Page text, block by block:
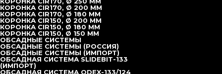
КОРОНКА CIR170, Ø 200 ММ
КОРОНКА CIR170, Ø 180 ММ
КОРОНКА CIR150, Ø 200 ММ
КОРОНКА CIR150, Ø 180 ММ
КОРОНКА CIR150, Ø 150 ММ
ОБСАДНЫЕ СИСТЕМЫ
ОБСАДНЫЕ СИСТЕМЫ (РОССИЯ)
ОБСАДНЫЕ СИСТЕМЫ (ИМПОРТ)
ОБСАДНАЯ СИСТЕМА SLIDEBIT-133
(ИМПОРТ)
ОБСАДНАЯ СИСТЕМА ODEX-133/124